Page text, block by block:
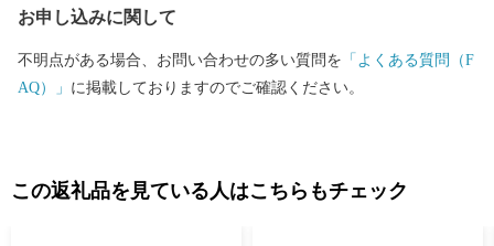
お申し込みに関して
不明点がある場合、お問い合わせの多い質問を 「よくある質問（F
AQ）」 に掲載しておりますのでご確認ください。
この返礼品を見ている人はこちらもチェック